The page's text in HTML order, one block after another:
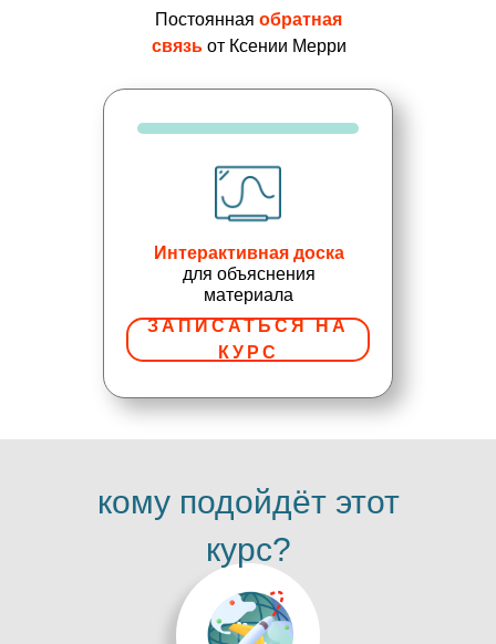
Постоянная обратная
связьот Ксении Мерри
Интерактивная доска
для объяснения
материала
ЗАПИСАТЬСЯ НА
КУРС
кому подойдёт этот
курс?